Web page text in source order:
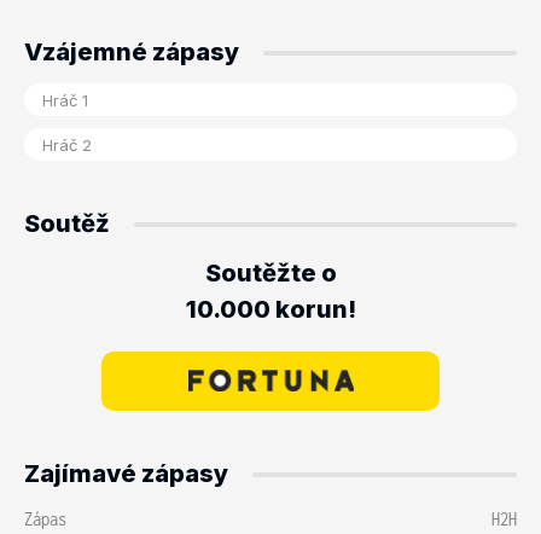
Vzájemné zápasy
Soutěž
Soutěžte o
10.000 korun!
Zajímavé zápasy
Zápas
H2H